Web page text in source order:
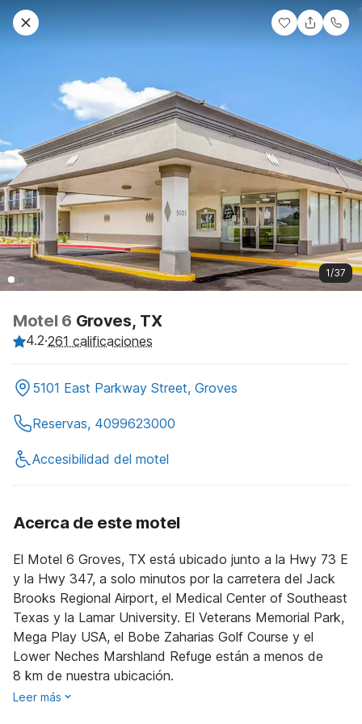
1/37
Motel 6 Groves, TX
4.2·261 calificaciones
5101 East Parkway Street, Groves
Reservas, 4099623000
Accesibilidad del motel
Acerca de este motel
El Motel 6 Groves, TX está ubicado junto a la Hwy 73 E
y la Hwy 347, a solo minutos por la carretera del Jack
Brooks Regional Airport, el Medical Center of Southeast
Texas y la Lamar University. El Veterans Memorial Park,
Mega Play USA, el Bobe Zaharias Golf Course y el
Lower Neches Marshland Refuge están a menos de
8 km de nuestra ubicación.
Leer más